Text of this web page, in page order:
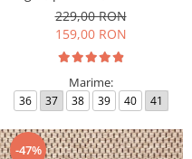
229,00 RON
159,00 RON
Marime:
36 37 38 39 40 41
-47%